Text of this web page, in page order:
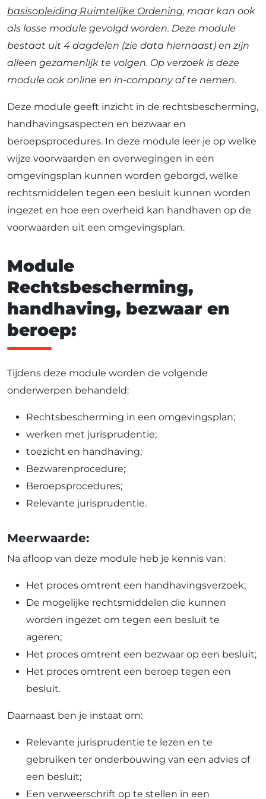
basisopleiding Ruimtelijke Ordening, maar kan ook
als losse module gevolgd worden. Deze module
bestaat uit 4 dagdelen (zie data hiernaast) en zijn
alleen gezamenlijk te volgen. Op verzoek is deze
module ook online en in-company af te nemen.
Deze module geeft inzicht in de rechtsbescherming,
handhavingsaspecten en bezwaar en
beroepsprocedures. In deze module leer je op welke
wijze voorwaarden en overwegingen in een
omgevingsplan kunnen worden geborgd, welke
rechtsmiddelen tegen een besluit kunnen worden
ingezet en hoe een overheid kan handhaven op de
voorwaarden uit een omgevingsplan.
Module
Rechtsbescherming,
handhaving, bezwaar en
beroep:
Tijdens deze module worden de volgende
onderwerpen behandeld:
Rechtsbescherming in een omgevingsplan;
werken met jurisprudentie;
toezicht en handhaving;
Bezwarenprocedure;
Beroepsprocedures;
Relevante jurisprudentie.
Meerwaarde:
Na afloop van deze module heb je kennis van:
Het proces omtrent een handhavingsverzoek;
De mogelijke rechtsmiddelen die kunnen
worden ingezet om tegen een besluit te
ageren;
Het proces omtrent een bezwaar op een besluit;
Het proces omtrent een beroep tegen een
besluit.
Daarnaast ben je instaat om:
Relevante jurisprudentie te lezen en te
gebruiken ter onderbouwing van een advies of
een besluit;
Een verweerschrift op te stellen in een